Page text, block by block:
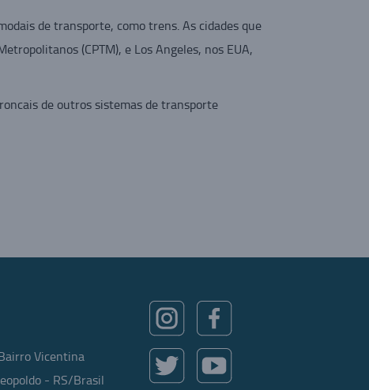
de transporte, como trens. As cidades que
(CPTM), e Los Angeles, nos EUA,
de outros sistemas de transporte
Vicentina
- RS/Brasil